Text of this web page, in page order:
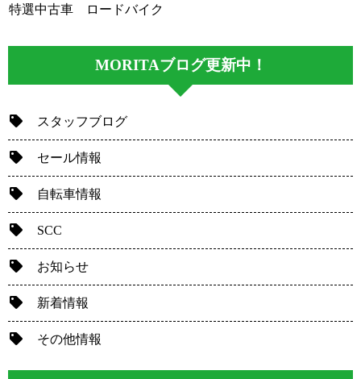
特選中古車 ロードバイク
MORITAブログ更新中！
スタッフブログ
セール情報
自転車情報
SCC
お知らせ
新着情報
その他情報